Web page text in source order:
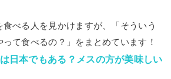
べる人を見かけますが、「そういう
て食べるの？」をまとめています！
日本でもある？メスの方が美味しい